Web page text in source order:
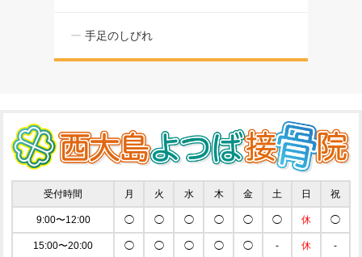
手足のしびれ
受付時間 月 火 水 木 金 土 日 祝
9:00〜12:00 ◯ ◯ ◯ ◯ ◯ ◯ 休 ◯
15:00〜20:00 ◯ ◯ ◯ ◯ ◯ - 休 -